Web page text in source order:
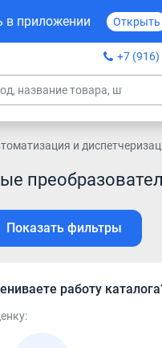
в приложении Открыть
+7
и
Показать фильтры
работу